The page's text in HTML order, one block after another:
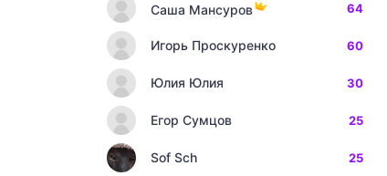
Саша Мансуров 64
Игорь Проскуренко 60
Юлия Юлия 30
Егор Сумцов 25
Sof Sch 25